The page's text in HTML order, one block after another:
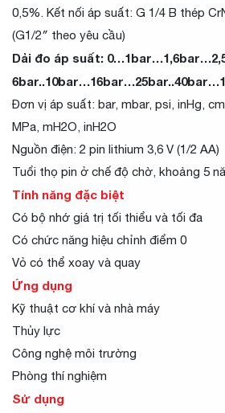
0,5%. Kết nối áp suất: G 1/4 B thép
(G1/2″ theo yêu cầu)
Dải đo áp suất:
Đơn vị áp suất: bar, mbar, psi, inHg,
MPa, mH2O, inH2O
Nguồn điện: 2 pin lithium 3,6 V (1/2 AA)
Tuổi thọ pin ở chế độ chờ, khoảng 5
Tính năng đặc biệt
Có bộ nhớ giá trị tối thiểu và tối đa
Có chức năng hiệu chỉnh điểm 0
Vỏ có thể xoay và quay
Ứng dụng
Kỹ thuật cơ khí và nhà máy
Thủy lực
Công nghệ môi trường
Phòng thí nghiệm
Sử dụng